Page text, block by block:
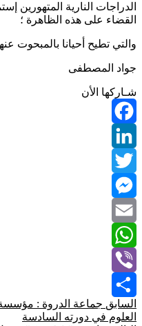
الدراجات النارية المتهورين
القضاء على هذه الظاهرة ؛
والتي تطيح أحيانا بالمبحوت
جواد المصطفى
شـاركها الأن
Facebook
LinkedIn
Twitter
Messenger
Email
WhatsApp
Viber
Share
السابق جماعة الدروة : مؤسسة
العلوم في دورته السادسة